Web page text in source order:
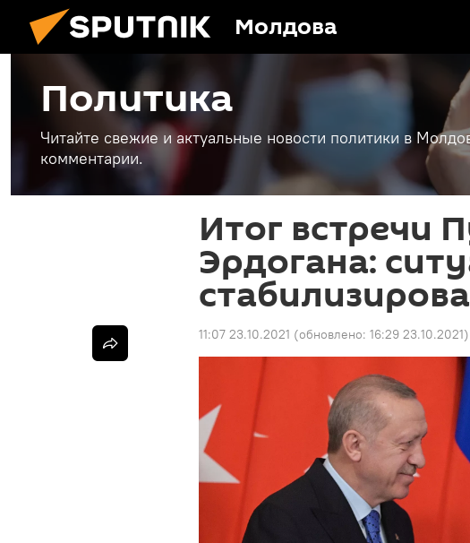
Молдова
Политика
Читайте свежие и актуальные новости политики в
комментарии.
Итог встречи
Эрдогана:
11:07 23.10.2021 (обновлено: 16:29 23.10.2021)